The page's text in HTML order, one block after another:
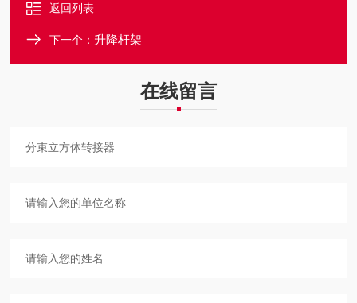
返回列表
下一个： 升降杆架
在线留言